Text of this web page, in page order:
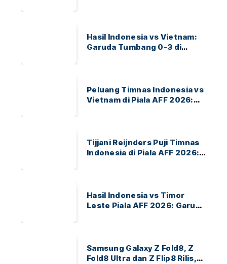
Hasil Indonesia vs Vietnam:
Garuda Tumbang 0-3 di
Peluang Timnas Indonesia vs
Vietnam di Piala AFF 2026:
Tijjani Reijnders Puji Timnas
Indonesia di Piala AFF 2026:
Hasil Indonesia vs Timor
Leste Piala AFF 2026: Garuda
Samsung Galaxy Z Fold8, Z
Fold8 Ultra dan Z Flip8 Rilis,